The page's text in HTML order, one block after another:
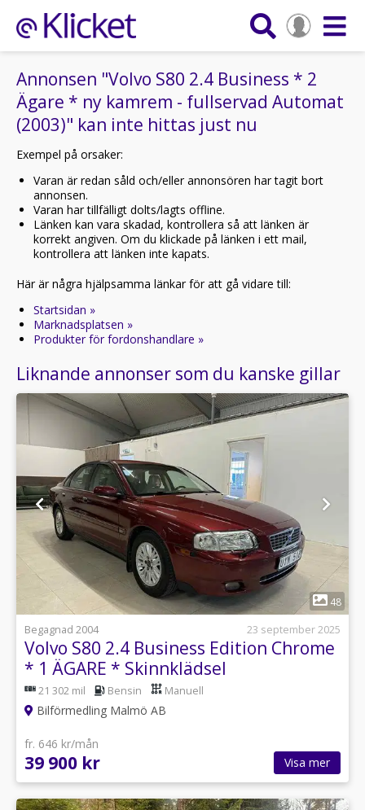
Annonsen "Volvo S80 2.4 Business * 2
Ägare * ny kamrem - fullservad Automat
(2003)" kan inte hittas just nu
Exempel på orsaker:
Varan är redan såld och/eller annonsören har tagit bort
annonsen.
Varan har tillfälligt dolts/lagts offline.
Länken kan vara skadad, kontrollera så att länken är
korrekt angiven. Om du klickade på länken i ett mail,
kontrollera att länken inte kapats.
Här är några hjälpsamma länkar för att gå vidare till:
Startsidan »
Marknadsplatsen »
Produkter för fordonshandlare »
Liknande annonser som du kanske gillar
1
48
Begagnad 2004
23 september 2025
Volvo S80 2.4 Business Edition Chrome
* 1 ÄGARE * Skinnklädsel
21 302 mil Bensin Manuell
Bilförmedling Malmö AB
fr. 646 kr/mån
39 900 kr Visa mer